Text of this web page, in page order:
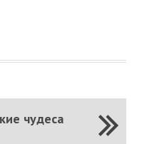
чудеса